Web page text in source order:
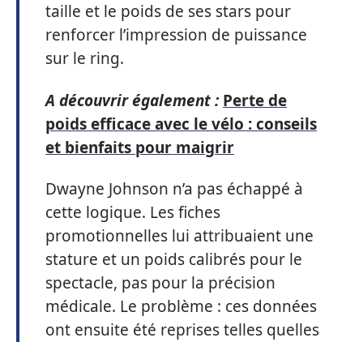
taille et le poids de ses stars pour
renforcer l’impression de puissance
sur le ring.
A découvrir également : Perte de
poids efficace avec le vélo : conseils
et bienfaits pour maigrir
Dwayne Johnson n’a pas échappé à
cette logique. Les fiches
promotionnelles lui attribuaient une
stature et un poids calibrés pour le
spectacle, pas pour la précision
médicale. Le problème : ces données
ont ensuite été reprises telles quelles